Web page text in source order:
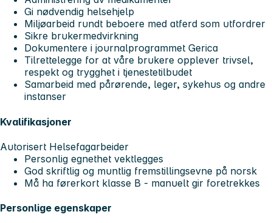
Gi nødvendig helsehjelp
Miljøarbeid rundt beboere med atferd som utfordrer
Sikre brukermedvirkning
Dokumentere i journalprogrammet Gerica
Tilrettelegge for at våre brukere opplever trivsel,
respekt og trygghet i tjenestetilbudet
Samarbeid med pårørende, leger, sykehus og andre
instanser
Kvalifikasjoner
Autorisert Helsefagarbeider
Personlig egnethet vektlegges
God skriftlig og muntlig fremstillingsevne på norsk
Må ha førerkort klasse B - manuelt gir foretrekkes
Personlige egenskaper